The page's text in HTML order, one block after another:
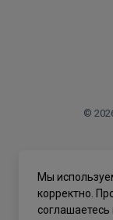
конструкцию,
герметичны
бар. Благодаря
©
Мы
корректно.